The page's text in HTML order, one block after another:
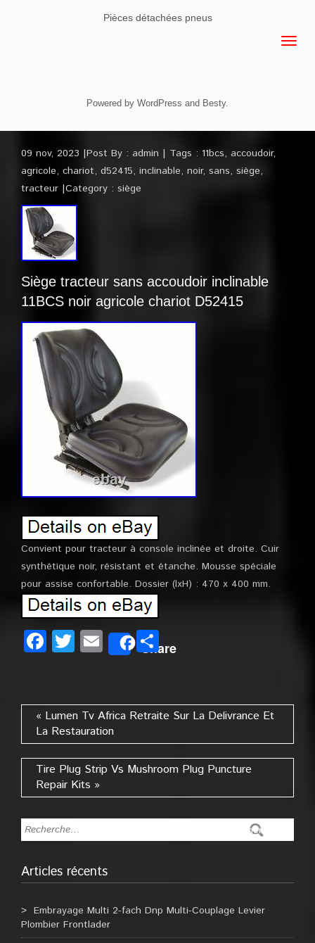
Pièces détachées pneus
Powered by WordPress and Besty.
09 nov, 2023 Post By : admin Tags : 11bcs, accoudoir,
agricole, chariot, d52415, inclinable, noir, sans, siège,
tracteur Category : siège
Siège tracteur sans accoudoir inclinable
11BCS noir agricole chariot D52415
Convient pour tracteur à console inclinée et droite. Cuir
synthétique noir, résistant et étanche. Mousse spéciale
pour assise confortable. Dossier (lxH) : 470 x 400 mm.
Facebook
Twitter
EmailSharePartager
« Lumen Tv Africa Retraite Sur La Delivrance Et
La Restauration
Tire Plug Strip Vs Mushroom Plug Puncture
Repair Kits »
Articles récents
Embrayage Multi 2-fach Dnp Multi-Couplage Levier
Plombier Frontlader